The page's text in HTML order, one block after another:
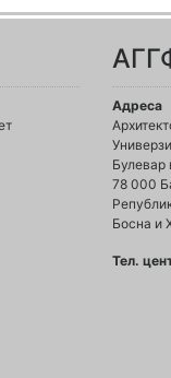
Адреса
Булевар
78 000
Босна и
Тел.